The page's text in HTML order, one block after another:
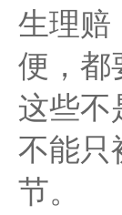
生理赔
便，都
这些不
不能只
节。